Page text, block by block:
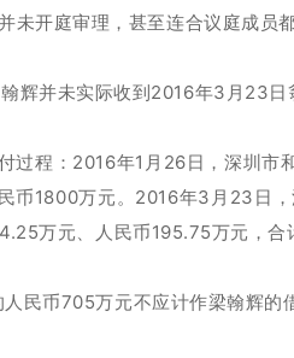
未开庭审理，甚至连合议庭成
辉并未实际收到2016年3月23
过程：2016年1月26日，深圳
币1800万元。2016年3月23日
万元、人民币195.75万元，合
民币705万元不应计作梁翰辉的